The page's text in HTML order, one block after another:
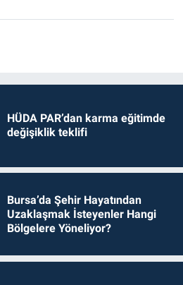
HÜDA PAR’dan karma eğitimde
değişiklik teklifi
Bursa’da Şehir Hayatından
Uzaklaşmak İsteyenler Hangi
Bölgelere Yöneliyor?